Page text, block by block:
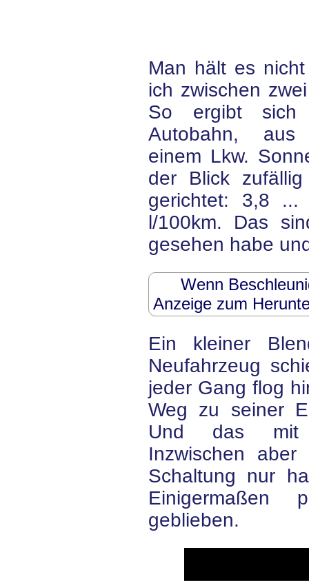
Man hält es
ich zwischen
So ergibt sich
Autobahn, aus
einem Lkw.
der Blick
gerichtet: 3,8
l/100km. Das
gesehen habe
Wenn
Anzeige zum
Ein kleiner
Neufahrzeug
jeder Gang flog
Weg zu seiner
Und das mit
Inzwischen
Schaltung nur
geblieben.